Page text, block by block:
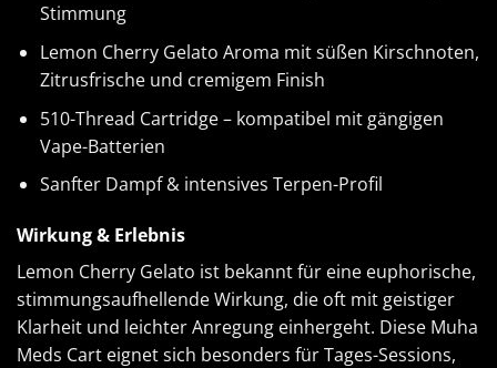
Stimmung
Lemon Cherry Gelato Aroma mit süßen Kirschnoten,
Zitrusfrische und cremigem Finish
510-Thread Cartridge – kompatibel mit gängigen
Vape-Batterien
Sanfter Dampf & intensives Terpen-Profil
Wirkung & Erlebnis
Lemon Cherry Gelato ist bekannt für eine euphorische,
stimmungsaufhellende Wirkung, die oft mit geistiger
Klarheit und leichter Anregung einhergeht. Diese Muha
Meds Cart eignet sich besonders für Tages-Sessions,